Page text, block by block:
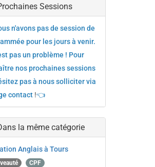
Sessions
n'avons pas de session de
pour les jours à venir.
pas un problème ! Pour
nos prochaines sessions
pas à nous solliciter via
contact!👈
la même catégorie
Anglais à Tours
CPF